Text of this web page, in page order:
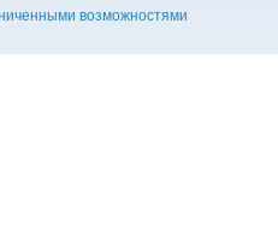
возможностями